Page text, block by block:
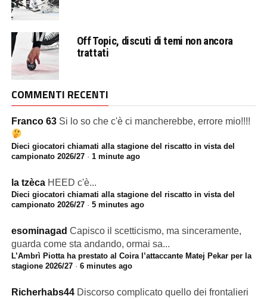
Off Topic, discuti di temi non ancora
trattati
COMMENTI RECENTI
Franco 63 Si lo so che c'è ci mancherebbe, errore mio!!!!
Dieci giocatori chiamati alla stagione del riscatto in vista del
campionato 2026/27· 1 minute ago
la tzèca HEED c'è...
Dieci giocatori chiamati alla stagione del riscatto in vista del
campionato 2026/27· 5 minutes ago
esominagad Capisco il scetticismo, ma sinceramente,
guarda come sta andando, ormai sa...
L’Ambrì Piotta ha prestato al Coira l’attaccante Matej Pekar per la
stagione 2026/27· 6 minutes ago
Richerhabs44 Discorso complicato quello dei frontalieri